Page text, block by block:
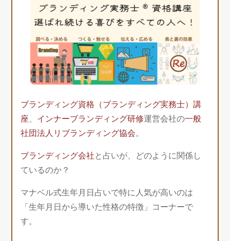
ブランディング資格（ブランディング実務士）講
座、 インナーブランディング研修運営会社の一般
社団法人リブランディング協会。
ブランディング会社 と占いが、どのように関係し
ているのか？
マナベル式生年月日占いで特に人気が高いのは
「生年月日から導いた性格の特徴」コーナーで
す。